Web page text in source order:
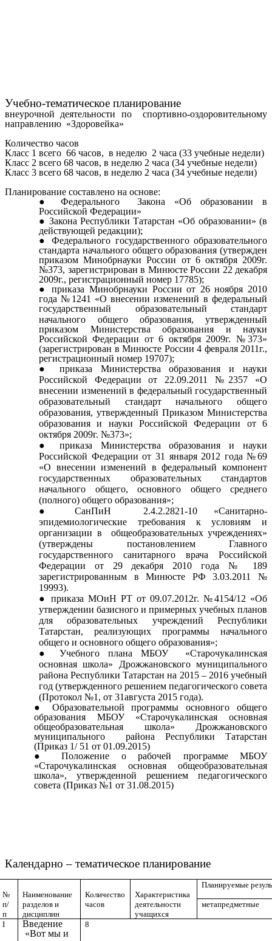
Учебно-тематическое планирование
внеурочной деятельности по спортивно-оздоровительному
направлению «Здоровейка»
Количество часов
Класс 1 всего 66 часов, в неделю 2 часа (33 учебные недели)
Класс 2 всего 68 часов, в неделю 2 часа (34 учебные недели)
Класс 3 всего 68 часов, в неделю 2 часа (34 учебные недели)
Планирование составлено на основе:
Федерального Закона «Об образовании в
Российской Федерации»
Закона Республики Татарстан «Об образовании» (в
действующей редакции);
Федерального государственного образовательного
стандарта начального общего образования (утвержден
приказом Минобрнауки России от 6 октября 2009г.
№373, зарегистрирован в Минюсте России 22 декабря
2009г., регистрационный номер 17785);
приказа Минобрнауки России от 26 ноября 2010
года №1241 «О внесении изменений в федеральный
государственный образовательный стандарт
начального
общего образования, утвержденный
приказом Министерства образования и науки
Российской Федерации от 6 октября 2009г. №373»
(зарегистрирован в Минюсте России 4 февраля 2011г.,
регистрационный номер 19707);
приказа Министерства образования и науки
Российской Федерации от 22.09.2011 №2357 «О
внесении изменений в федеральный государственный
образовательный стандарт начального общего
образования, утвержденный Приказом Министерства
образования и науки Российской Федерации от 6
октября 2009г. №373»;
приказа Министерства образования и науки
Российской Федерации от 31 января 2012 года №69
«О внесении изменений в федеральный компонент
государственных образовательных стандартов
начального общего, основного общего среднего
(полного) общего образования»;
СанПиН 2.4.2.2821-10 «Санитарно-
эпидемиологические требования к условиям и
организации в общеобразовательных учреждениях»
(утверждены постановлением Главного
государственного санитарного врача Российской
Федерации от 29 декабря 2010 года № 189
зарегистрированным в Минюсте РФ 3.03.2011 №
19993).
приказа МОиН РТ от 09.07.2012г. №4154/12 «Об
утверждении базисного и примерных учебных планов
для образовательных учреждений Республики
Татарстан, реализующих программы начального
общего и основного общего образования»;
Учебного плана МБОУ «Старочукалинская
основная школа» Дрожжановского муниципального
района Республики Татарстан на 2015 – 2016 учебный
год (утвержденного решением педагогического совета
(Протокол №1, от 31августа 2015 года).
Образовательной программы основного общего
образования МБОУ «Старочукалинская основная
общеобразовательная школа» Дрожжановского
муниципального района Республики Татарстан
(Приказ 1/ 51 от 01.09.2015)
Положение о рабочей программе МБОУ
«Старочукалинская основная общеобразовательная
школа», утвержденной решением педагогического
совета (Приказ №1 от 31.08.2015)
Календарно – тематическое планирование
№
п/
п
Наименование
разделов и
дисциплин
Количество
часов
Характеристика
деятельности
учащихся
Планируемые
метапредметные
I
Введение
«Вот мы и
8